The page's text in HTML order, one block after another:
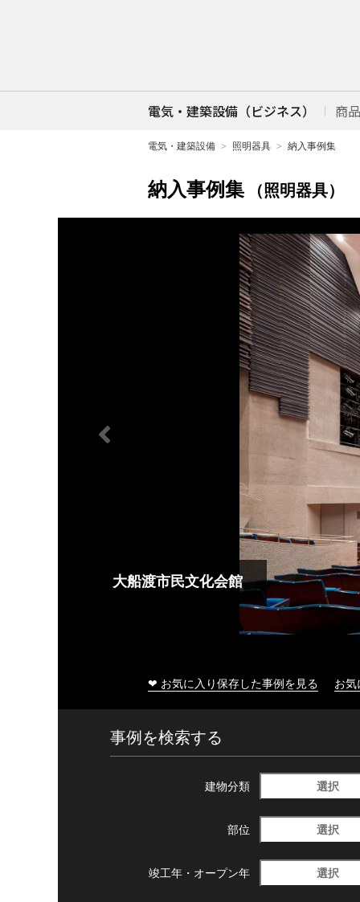
電気・建築設備（ビジネス） 商
電気・建築設備 照明器具 納入事例集
納入事例集 （照明器具）
大船渡市民文化会館
❤ お気に入り保存した事例を見る お
事例を検索する
建物分類 選択
部位 選択
竣工年・ オープン年 選択